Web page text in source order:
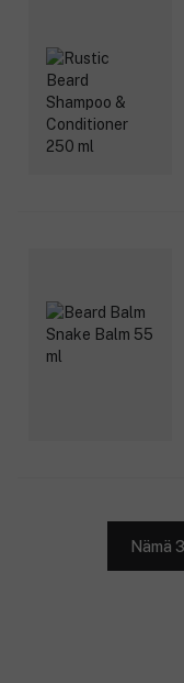
Nämä